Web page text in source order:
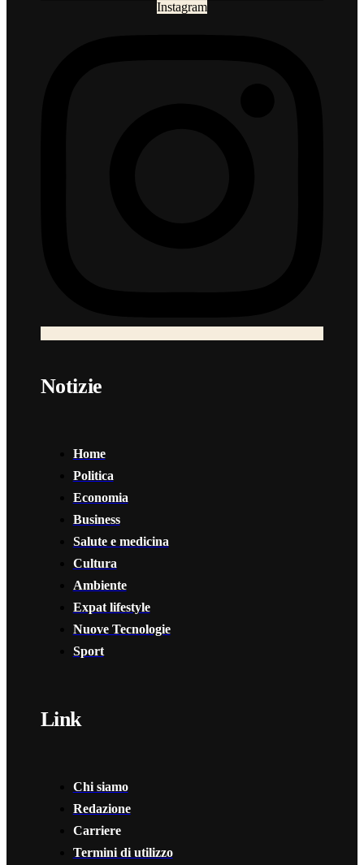
Instagram
Notizie
Home
Politica
Economia
Business
Salute e medicina
Cultura
Ambiente
Expat lifestyle
Nuove Tecnologie
Sport
Link
Chi siamo
Redazione
Carriere
Termini di utilizzo